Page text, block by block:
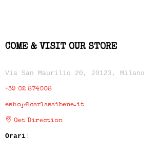
COME & VISIT OUR STORE
Via San Maurilio 20, 20123, Milano
+39 02 874008
eshop@carlasaibene.it
Get Direction
Orari :